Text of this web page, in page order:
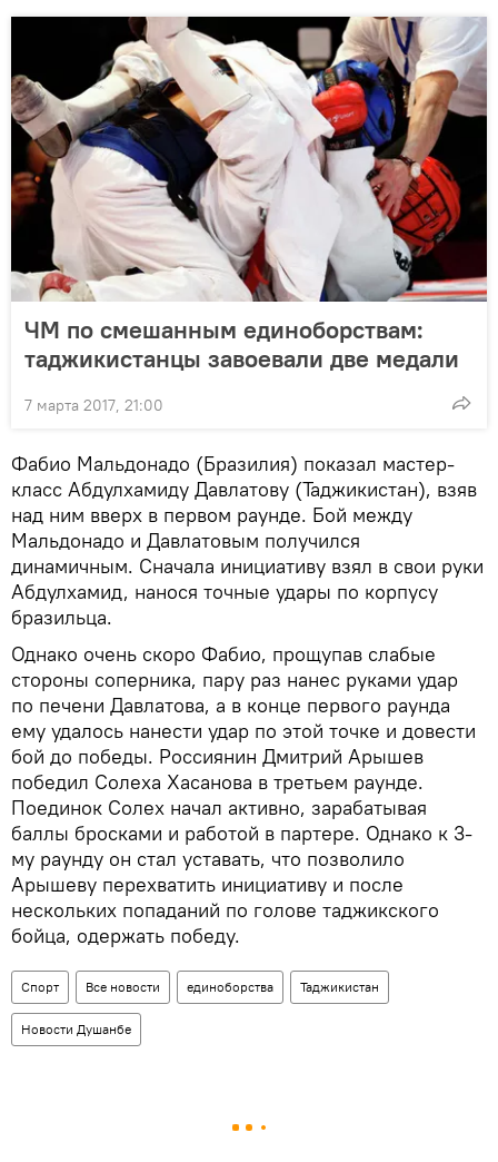
ЧМ по смешанным единоборствам:
таджикистанцы завоевали две медали
7 марта 2017, 21:00
Фабио Мальдонадо (Бразилия) показал мастер-
класс Абдулхамиду Давлатову (Таджикистан), взяв
над ним вверх в первом раунде. Бой между
Мальдонадо и Давлатовым получился
динамичным. Сначала инициативу взял в свои руки
Абдулхамид, нанося точные удары по корпусу
бразильца.
Однако очень скоро Фабио, прощупав слабые
стороны соперника, пару раз нанес руками удар
по печени Давлатова, а в конце первого раунда
ему удалось нанести удар по этой точке и довести
бой до победы. Россиянин Дмитрий Арышев
победил Солеха Хасанова в третьем раунде.
Поединок Солех начал активно, зарабатывая
баллы бросками и работой в партере. Однако к 3-
му раунду он стал уставать, что позволило
Арышеву перехватить инициативу и после
нескольких попаданий по голове таджикского
бойца, одержать победу.
Спорт Все новости единоборства Таджикистан
Новости Душанбе